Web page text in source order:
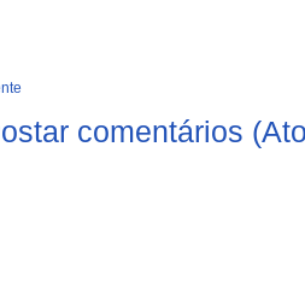
comentários